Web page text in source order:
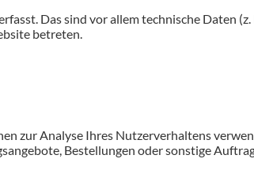
Das sind vor allem technische Daten
betreten.
zur Analyse Ihres Nutzerverhaltens
Bestellungen oder sonstige